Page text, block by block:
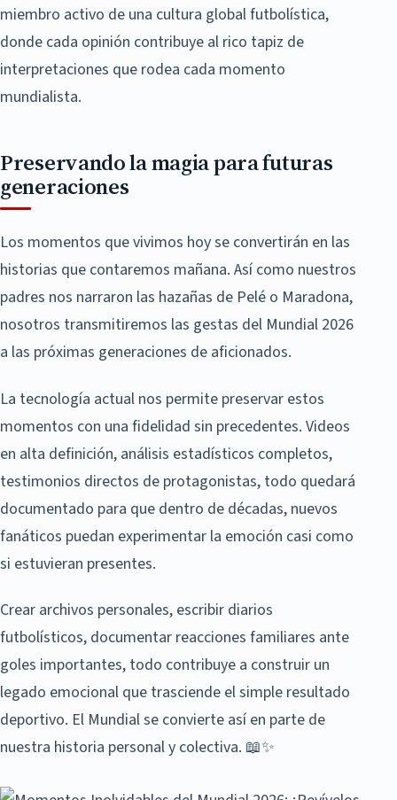
miembro activo de una cultura global futbolística,
donde cada opinión contribuye al rico tapiz de
interpretaciones que rodea cada momento
mundialista.
Preservando la magia para futuras
generaciones
Los momentos que vivimos hoy se convertirán en las
historias que contaremos mañana. Así como nuestros
padres nos narraron las hazañas de Pelé o Maradona,
nosotros transmitiremos las gestas del Mundial 2026
a las próximas generaciones de aficionados.
La tecnología actual nos permite preservar estos
momentos con una fidelidad sin precedentes. Videos
en alta definición, análisis estadísticos completos,
testimonios directos de protagonistas, todo quedará
documentado para que dentro de décadas, nuevos
fanáticos puedan experimentar la emoción casi como
si estuvieran presentes.
Crear archivos personales, escribir diarios
futbolísticos, documentar reacciones familiares ante
goles importantes, todo contribuye a construir un
legado emocional que trasciende el simple resultado
deportivo. El Mundial se convierte así en parte de
nuestra historia personal y colectiva. 📖✨